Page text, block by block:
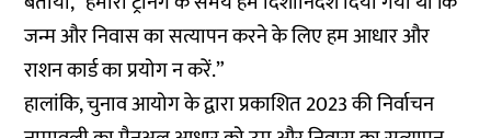
जन्म और निवास का सत्यापन करने के लिए हम आधार और
राशन कार्ड का प्रयोग न करें.”
हालांकि, चुनाव आयोग के द्वारा प्रकाशित 2023 की निर्वाचन